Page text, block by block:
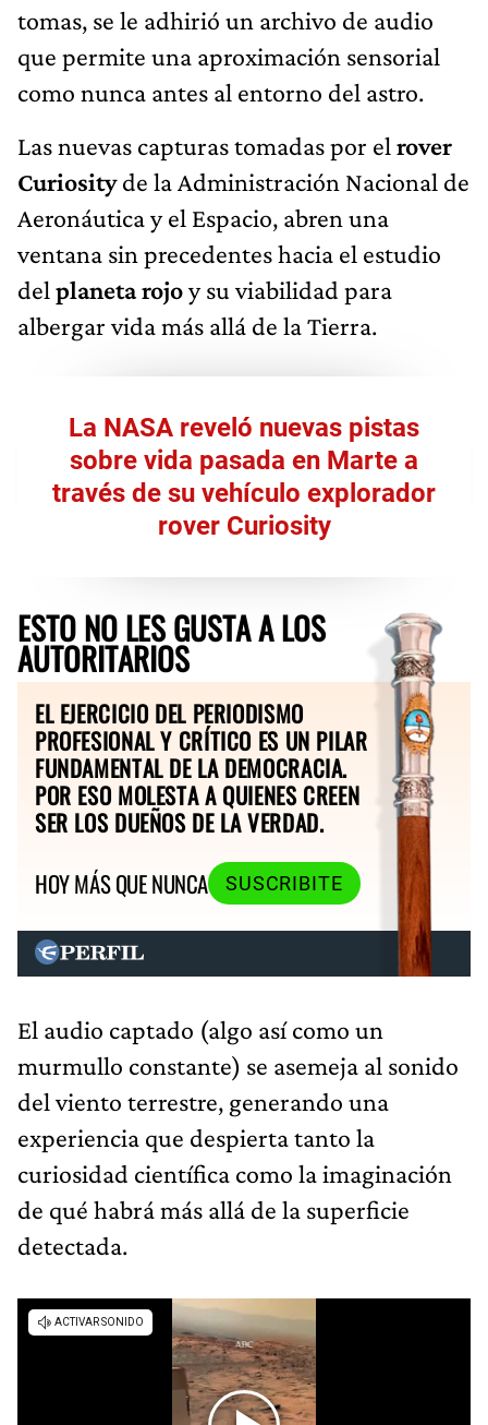
tomas, se le adhirió un archivo de audio
que permite una aproximación sensorial
como nunca antes al entorno del astro.
Las nuevas capturas tomadas por el rover
Curiosityde la Administración Nacional de
Aeronáutica y el Espacio, abren una
ventana sin precedentes hacia el estudio
del planeta rojoy su viabilidad para
albergar vida más allá de la Tierra.
La NASA reveló nuevas pistas
sobre vida pasada en Marte a
través de su vehículo explorador
rover Curiosity
ESTO NO LES GUSTA A LOS
AUTORITARIOS
EL EJERCICIO DEL PERIODISMO
PROFESIONAL Y CRÍTICO ES UN PILAR
FUNDAMENTAL DE LA DEMOCRACIA.
POR ESO MOLESTA A QUIENES CREEN
SER LOS DUEÑOS DE LA VERDAD.
HOY MÁS QUE NUNCA
SUSCRIBITE
El audio captado (algo así como un
murmullo constante) se asemeja al sonido
del viento terrestre, generando una
experiencia que despierta tanto la
curiosidad científica como la imaginación
de qué habrá más allá de la superficie
detectada.